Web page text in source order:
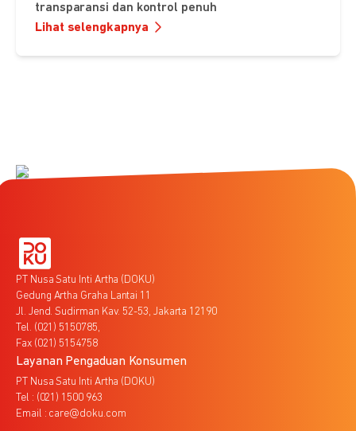
transparansi dan kontrol penuh
Lihat selengkapnya
PT Nusa Satu Inti Artha (DOKU)
Gedung Artha Graha Lantai 11
Jl. Jend. Sudirman Kav. 52-53, Jakarta 12190
Tel. (021) 5150785,
Fax (021) 5154758
Layanan Pengaduan Konsumen
PT Nusa Satu Inti Artha (DOKU)
Tel : (021) 1500 963
Email : care@doku.com